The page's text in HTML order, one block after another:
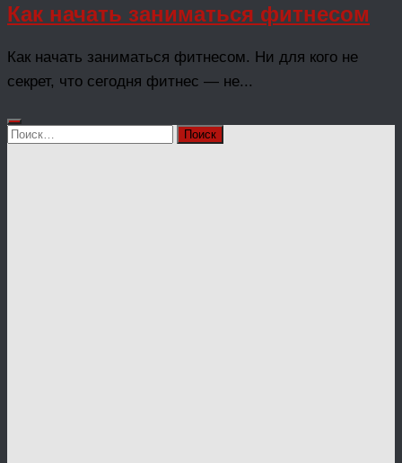
Как начать заниматься фитнесом
Как начать заниматься фитнесом. Ни для кого не
секрет, что сегодня фитнес — не...
Найти: